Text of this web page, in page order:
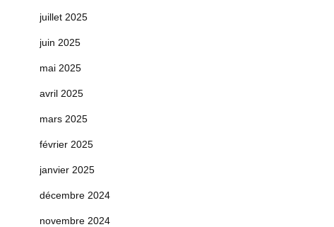
juillet 2025
juin 2025
mai 2025
avril 2025
mars 2025
février 2025
janvier 2025
décembre 2024
novembre 2024